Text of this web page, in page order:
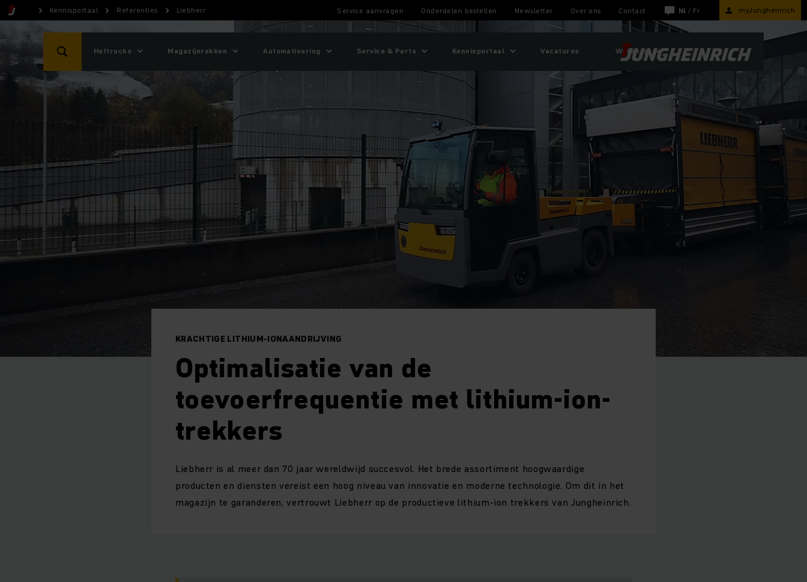
Kennisportaal Referenties Liebherr Service aanvragen Onderdelen bestellen Newsletter Over ons Contact Nl / Fr myJungheinrich
Heftrucks Magazijnrekken Automatisering Service & Parts Kennisportaal Vacatures Webshop
KRACHTIGE LITHIUM-IONAANDRIJVING
Optimalisatie van de
toevoerfrequentie met lithium-ion-
trekkers
Liebherr is al meer dan 70 jaar wereldwijd succesvol. Het brede assortiment hoogwaardige
producten en diensten vereist een hoog niveau van innovatie en moderne technologie. Om dit in het
magazijn te garanderen, vertrouwt Liebherr op de productieve lithium-ion trekkers van Jungheinrich.